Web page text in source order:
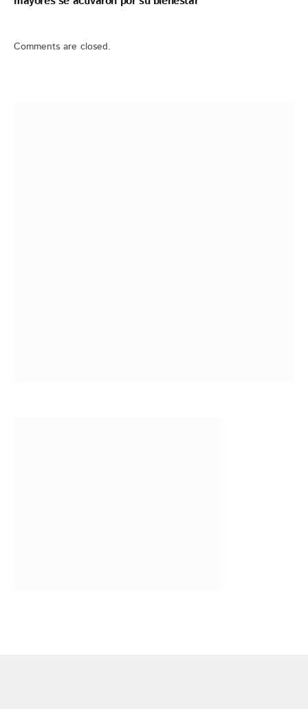
Comments are closed.